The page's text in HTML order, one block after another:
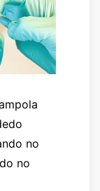
no
no